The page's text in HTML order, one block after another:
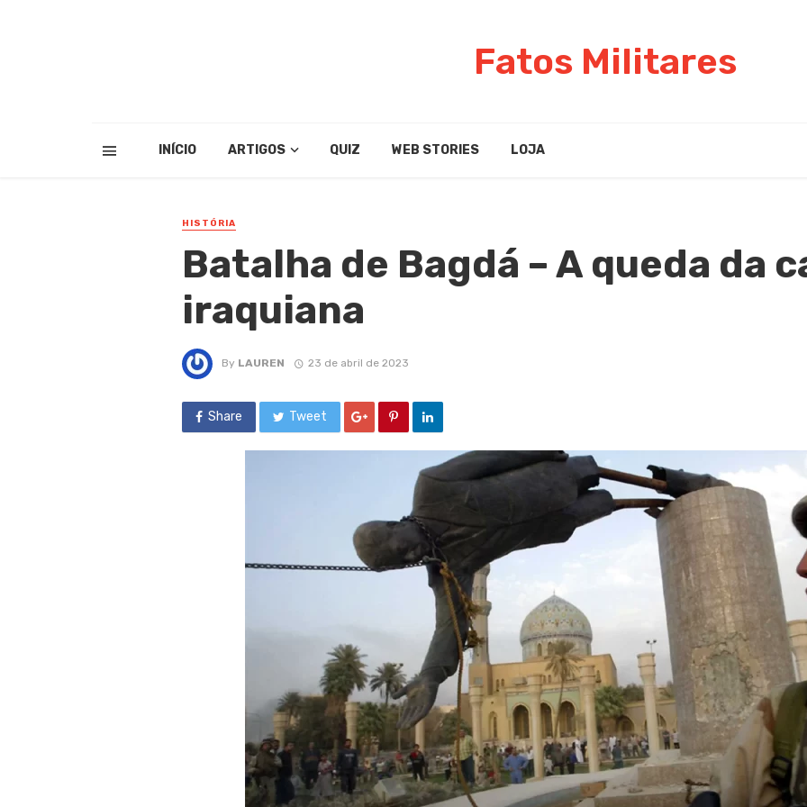
Fatos Militares
INÍCIO ARTIGOS QUIZ WEB STORIES LOJA
HISTÓRIA
Batalha de Bagdá – A queda da
iraquiana
By LAUREN 23 de abril de 2023
Share Tweet